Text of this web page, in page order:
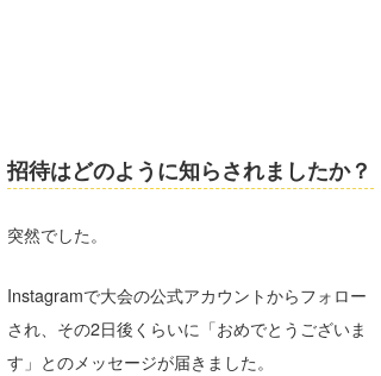
招待はどのように知らされましたか？
突然でした。
Instagramで大会の公式アカウントからフォロー
され、その2日後くらいに「おめでとうございま
す」とのメッセージが届きました。